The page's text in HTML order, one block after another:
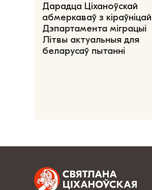
Дарадца Ціханоўскай
абмеркаваў з кіраўніцай
Дэпартамента міграцыі
Літвы актуальныя для
беларусаў пытанні